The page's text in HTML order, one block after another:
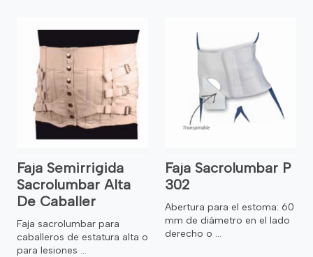
Faja Semirrigida
Sacrolumbar Alta
De Caballer
Faja sacrolumbar para
caballeros de estatura alta o
para lesiones ...
Faja Sacrolumbar P
302
Abertura para el estoma: 60
mm de diámetro en el lado
derecho o ...